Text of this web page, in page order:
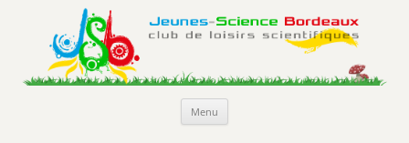
Jeunes-Science Bordeaux
Club de loisirs scientifiques
Menu